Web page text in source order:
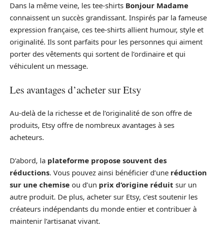
Dans la même veine, les tee-shirts Bonjour Madame
connaissent un succès grandissant. Inspirés par la fameuse
expression française, ces tee-shirts allient humour, style et
originalité. Ils sont parfaits pour les personnes qui aiment
porter des vêtements qui sortent de l’ordinaire et qui
véhiculent un message.
Les avantages d’acheter sur Etsy
Au-delà de la richesse et de l’originalité de son offre de
produits, Etsy offre de nombreux avantages à ses
acheteurs.
D’abord, la plateforme propose souvent des
réductions. Vous pouvez ainsi bénéficier d’une réduction
sur une chemise ou d’un prix d’origine réduit sur un
autre produit. De plus, acheter sur Etsy, c’est soutenir les
créateurs indépendants du monde entier et contribuer à
maintenir l’artisanat vivant.